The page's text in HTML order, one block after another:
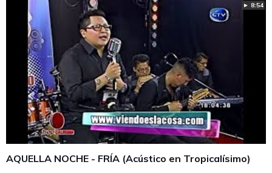
► 8:54
AQUELLA NOCHE - FRÍA (Acústico en Tropicalísimo)